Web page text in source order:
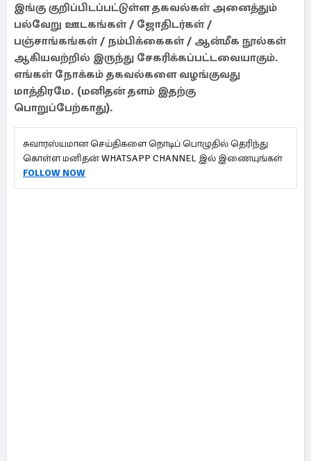
இங்கு குறிப்பிடப்பட்டுள்ள தகவல்கள் அனைத்தும்
பல்வேறு ஊடகங்கள் / ஜோதிடர்கள் /
பஞ்சாங்கங்கள் / நம்பிக்கைகள் / ஆன்மீக நூல்கள்
ஆகியவற்றில் இருந்து சேகரிக்கப்பட்டவையாகும்.
எங்கள் நோக்கம் தகவல்களை வழங்குவது
மாத்திரமே. (மனிதன் தளம் இதற்கு
பொறுப்பேற்காது).
சுவாரஸ்யமான செய்திகளை நொடிப் பொழுதில் தெரிந்து
கொள்ள மனிதன் WHATSAPP CHANNEL இல் இணையுங்கள்
FOLLOW NOW